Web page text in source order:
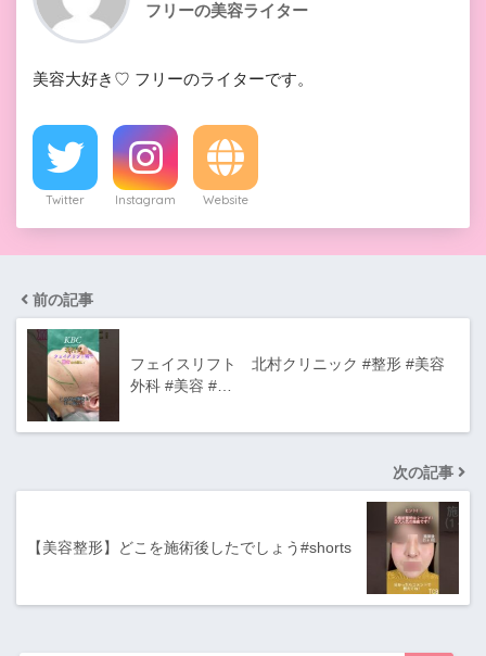
フリーの美容ライター
美容大好き♡ フリーのライターです。
Twitter Instagram Website
前の記事
フェイスリフト 北村クリニック #整形 #美容
外科 #美容 #…
次の記事
【美容整形】どこを施術後したでしょう#shorts